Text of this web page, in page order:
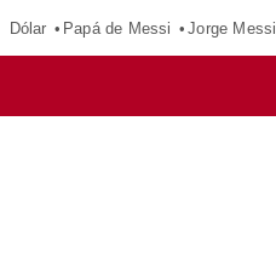
Dólar Papá de Messi Jorge Messi